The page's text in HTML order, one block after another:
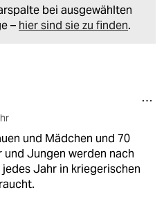
bei ausgewählten
– hier sind sie zu finden.
und Mädchen und 70
und Jungen werden nach
jedes Jahr in kriegerischen